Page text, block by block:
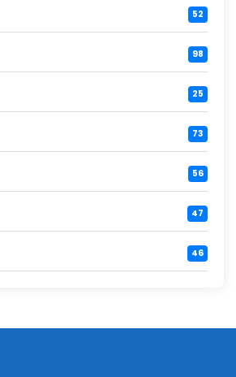
52
98
25
73
56
47
46